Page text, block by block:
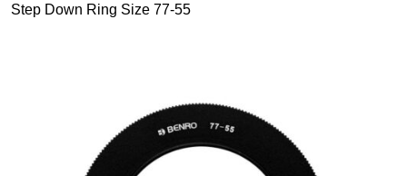
Step Down Ring Size 77-55